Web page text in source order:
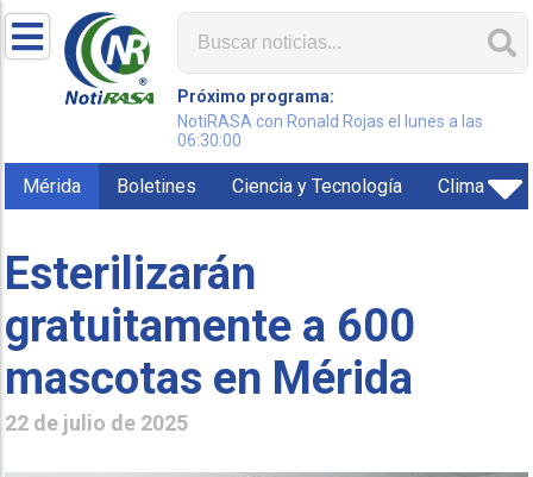
Próximo programa:
NotiRASA con Ronald Rojas el lunes a las
06:30:00
Mérida Boletines Ciencia y Tecnología Clima
Esterilizarán
gratuitamente a 600
mascotas en Mérida
22 de julio de 2025